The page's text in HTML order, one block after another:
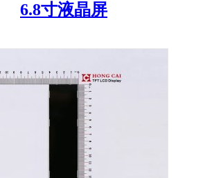
6.8寸液晶屏